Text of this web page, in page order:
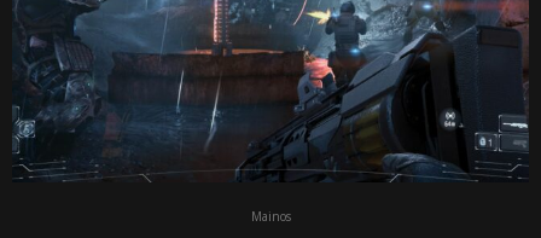
Mainos